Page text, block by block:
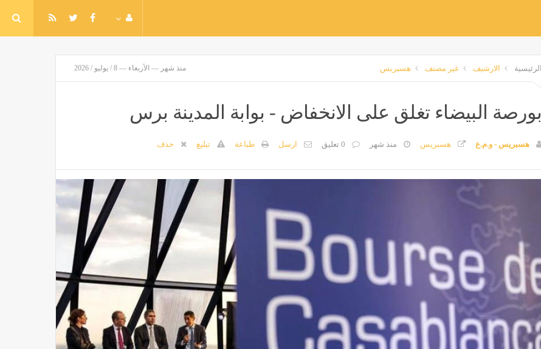
الرئيسية الارشيف غير مصنف هسبريس منذ شهر — الأربعاء — 8 / يوليو / 2026
بورصة البيضاء تغلق على الانخفاض - بوابة المدينة برس
هسبريس - و.م.ع هسبريس منذ شهر 0 تعليق ارسل طباعة تبليغ حذف